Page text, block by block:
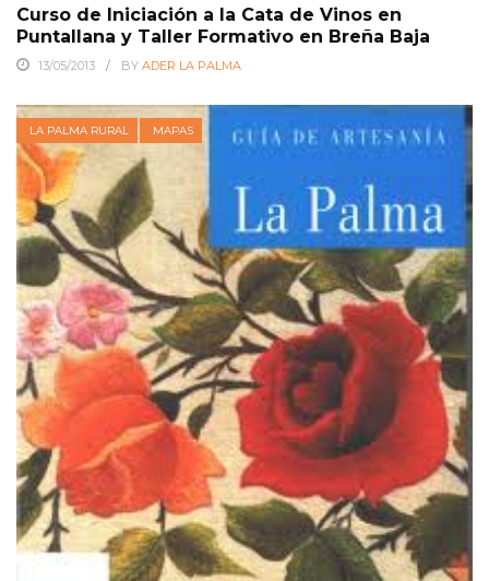
Curso de Iniciación a la Cata de Vinos en
Puntallana y Taller Formativo en Breña Baja
13/05/2013 BY ADER LA PALMA
LA PALMA RURAL MAPAS